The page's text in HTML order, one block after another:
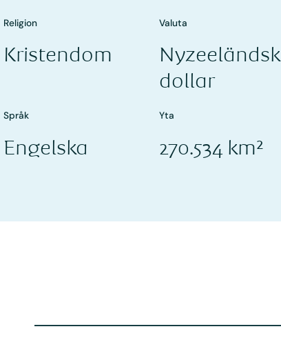
Religion
Kristendom
Valuta
Nyzeeländsk
dollar
Språk
Engelska
Yta
270.534 km²